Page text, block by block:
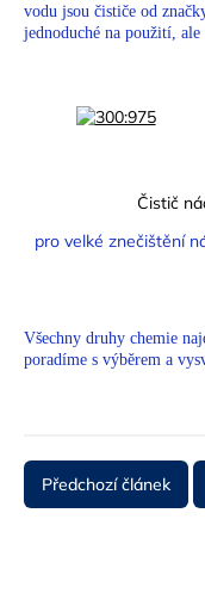
vodu jsou čističe od
jednoduché na použití, ale
Čistič
pro velké znečištění
Všechny druhy chemie
poradíme s výběrem a
Předchozí článek